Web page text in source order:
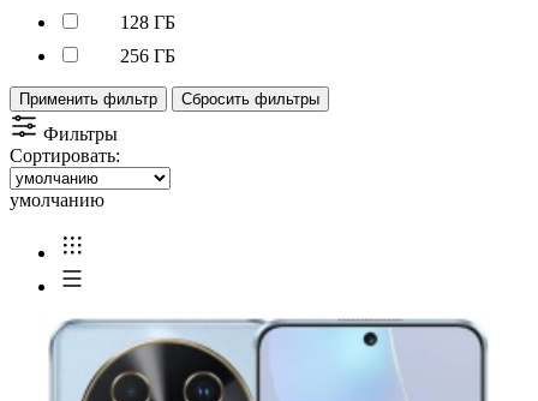
128 ГБ
256 ГБ
Применить фильтр Сбросить фильтры
Фильтры
Сортировать:
умолчанию